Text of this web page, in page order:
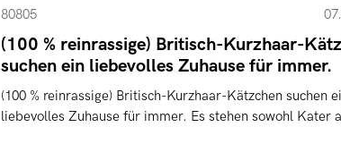
80805
(100 % reinrassige) Britisch-Kurzhaar-
suchen ein liebevolles Zuhause für immer.
(100 % reinrassige) Britisch-Kurzhaar-Kätzchen suchen
liebevolles Zuhause für immer. Es stehen sowohl Kater